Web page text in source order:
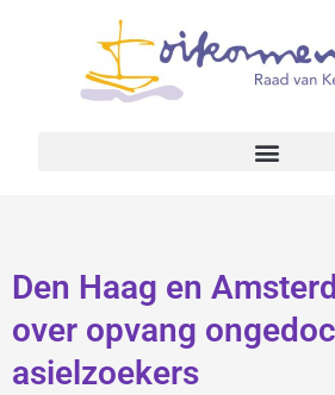
Den Haag en
over opvang
asielzoekers